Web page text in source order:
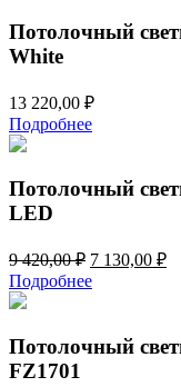
Потолочный
White
13 220,00 ₽
Подробнее
Потолочный
LED
9 420,00₽
цена
составляла
420,00 ₽.
7 130,00 ₽
Подробнее
Потолочный
FZ1701